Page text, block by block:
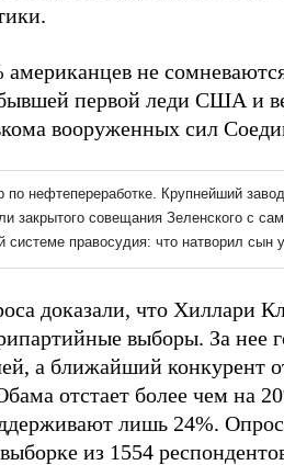
не
первой леди США и
вооруженных сил
доказали, что Хиллари
выборы. За нее
а ближайший конкурент
отстает более чем на
лишь 24%.
из 1554